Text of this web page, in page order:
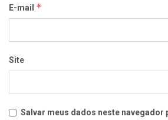
E-mail *
Site
Salvar meus dados neste navegador